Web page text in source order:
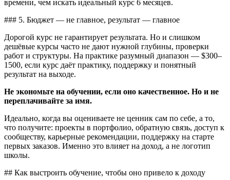
времени, чем искать идеальный курс 6 месяцев.
### 5. Бюджет — не главное, результат — главное
Дорогой курс не гарантирует результата. Но и слишком
дешёвые курсы часто не дают нужной глубины, проверки
работ и структуры. На практике разумный диапазон — $300–
1500, если курс даёт практику, поддержку и понятный
результат на выходе.
Не экономьте на обучении, если оно качественное. Но и не
переплачивайте за имя.
Идеально, когда вы оцениваете не ценник сам по себе, а то,
что получите: проекты в портфолио, обратную связь, доступ к
сообществу, карьерные рекомендации, поддержку на старте
первых заказов. Именно это влияет на доход, а не логотип
школы.
## Как выстроить обучение, чтобы оно привело к доходу